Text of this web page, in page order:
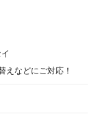
えなどにご対応！